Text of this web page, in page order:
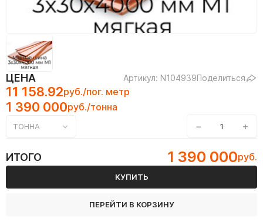
ЦЕНА Артикул: N104939Поделиться
11 158.92руб./пог. метр
1 390 000руб./тонна
ТОННА − +
ИТОГО 1 390 000руб.
КУПИТЬ
ПЕРЕЙТИ В КОРЗИНУ